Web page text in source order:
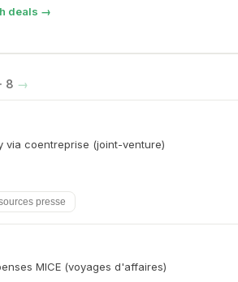
deals →
· 8 →
via coentreprise (joint-venture)
presse
MICE (voyages d'affaires)